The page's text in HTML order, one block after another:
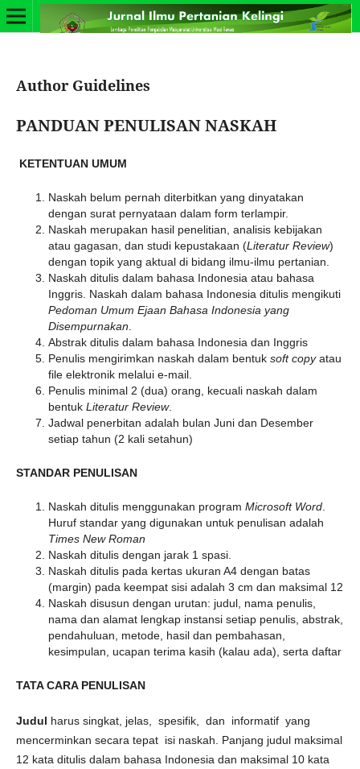
Author Guidelines
PANDUAN PENULISAN NASKAH
KETENTUAN UMUM
Naskah belum pernah diterbitkan yang dinyatakan
dengan surat pernyataan dalam form terlampir.
Naskah merupakan hasil penelitian, analisis kebijakan
atau gagasan, dan studi kepustakaan (Literatur Review)
dengan topik yang aktual di bidang ilmu-ilmu pertanian.
Naskah ditulis dalam bahasa Indonesia atau bahasa
Inggris. Naskah dalam bahasa Indonesia ditulis mengikuti
Pedoman Umum Ejaan Bahasa Indonesia yang
Disempurnakan
Abstrak ditulis dalam bahasa Indonesia dan Inggris
Penulis mengirimkan naskah dalam bentuk soft copyatau
file elektronik melalui e-mail.
Penulis minimal 2 (dua) orang, kecuali naskah dalam
bentuk Literatur Review.
Jadwal penerbitan adalah bulan Juni dan Desember
setiap tahun (2 kali setahun)
STANDAR PENULISAN
Naskah ditulis menggunakan program Microsoft Word.
Huruf standar yang digunakan untuk penulisan adalah
Times New Roman
Naskah ditulis dengan jarak 1 spasi.
Naskah ditulis pada kertas ukuran A4 dengan batas
(margin) pada keempat sisi adalah 3 cm dan maksimal 12
Naskah disusun dengan urutan: judul, nama penulis,
nama dan alamat lengkap instansi setiap penulis, abstrak,
pendahuluan, metode, hasil dan pembahasan,
kesimpulan, ucapan terima kasih (kalau ada), serta daftar
TATA CARA PENULISAN
Judul harus singkat, jelas, spesifik, dan informatif yang
mencerminkan secara tepat isi naskah. Panjang judul maksimal
12 kata ditulis dalam bahasa Indonesia dan maksimal 10 kata